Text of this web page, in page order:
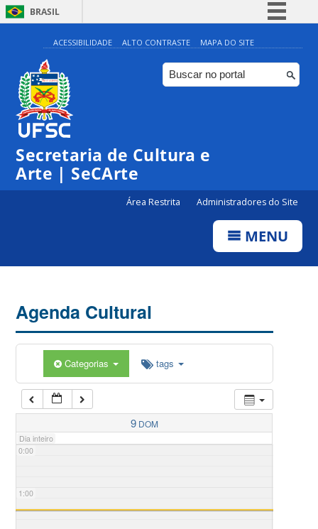
BRASIL
Simplifique!
Comunica BR
Participe
ACESSIBILIDADE ALTO CONTRASTE MAPA DO SITE
Secretaria de Cultura e
Arte | SeCArte
Área Restrita Administradores do Site
MENU
Agenda Cultural
Categorias tags
9 DOM
Dia inteiro
0:00
1:00